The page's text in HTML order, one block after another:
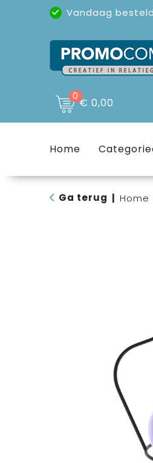
Vandaag
0€ 0,00
Home
Ga terug Home